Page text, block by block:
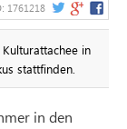
1761218
in
stattfinden.
in den